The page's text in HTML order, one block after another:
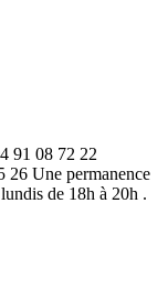
91 08 72 22
26 Une permanence
de 18h à 20h .